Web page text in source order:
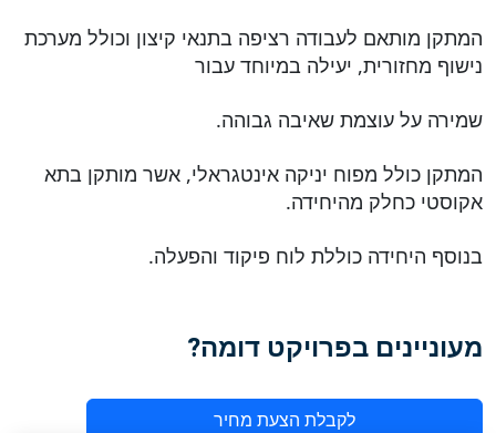
המתקן מותאם לעבודה רציפה בתנאי קיצון וכולל מערכת
נישוף מחזורית, יעילה במיוחד עבור
שמירה על עוצמת שאיבה גבוהה.
המתקן כולל מפוח יניקה אינטגראלי, אשר מותקן בתא
אקוסטי כחלק מהיחידה.
בנוסף היחידה כוללת לוח פיקוד והפעלה.
מעוניינים בפרויקט דומה?
לקבלת הצעת מחיר